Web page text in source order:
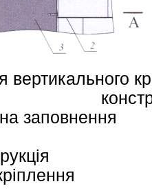
вертикального
заповнення